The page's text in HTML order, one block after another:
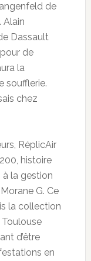
de
Alain
Dassault
de
la
soufflerie.
chez
RéplicAir
histoire
à la gestion
G. Ce
la collection
d’être
en